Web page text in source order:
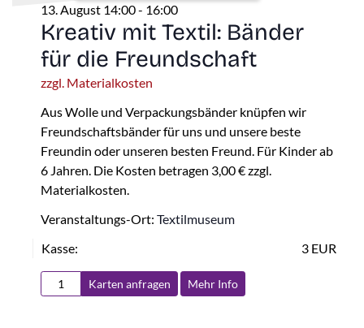
13. August 14:00- 16:00
Kreativ mit Textil: Bänder
für die Freundschaft
zzgl. Materialkosten
Aus Wolle und Verpackungsbänder knüpfen wir
Freundschaftsbänder für uns und unsere beste
Freundin oder unseren besten Freund. Für Kinder ab
6 Jahren. Die Kosten betragen 3,00 € zzgl.
Materialkosten.
Veranstaltungs-Ort: Textilmuseum
Kasse:
3 EUR
Karten anfragen Mehr Info